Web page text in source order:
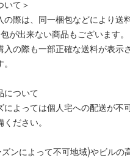
いて＞
際は、同一梱包などにより送
が出来ない商品もございます。
入の際も一部正確な送料が表
について
よっては個人宅への配送が不
ださい。
ンによって不可地域)やビルの